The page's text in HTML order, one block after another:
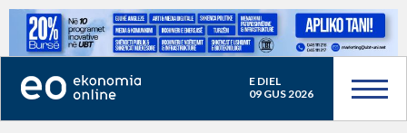
E DIEL
09 GUS 2026